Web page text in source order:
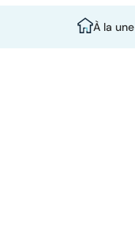
À la une